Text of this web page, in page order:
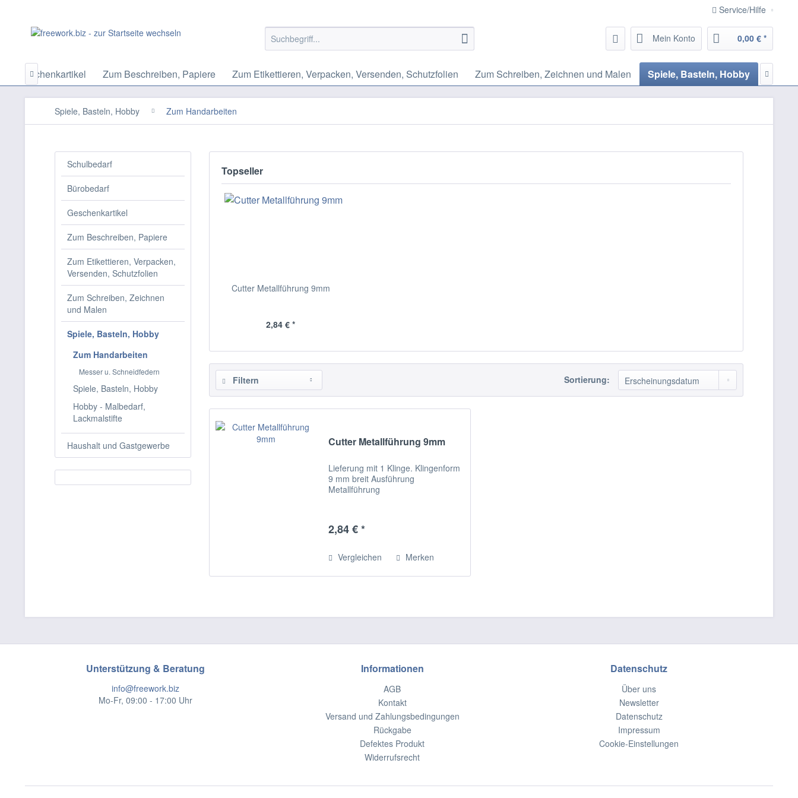
Service/Hilfe
Mein Konto 0,00 € *
Geschenkartikel Zum Beschreiben, Papiere Zum Etikettieren, Verpacken, Versenden, Schutzfolien Zum Schreiben, Zeichnen und Malen Spiele, Basteln, Hobby
 
Spiele, Basteln, Hobby Zum Handarbeiten
Schulbedarf
Bürobedarf
Geschenkartikel
Zum Beschreiben, Papiere
Zum Etikettieren, Verpacken,
Versenden, Schutzfolien
Zum Schreiben, Zeichnen
und Malen
Spiele, Basteln, Hobby
Zum Handarbeiten
Messer u. Schneidfedern
Spiele, Basteln, Hobby
Hobby - Malbedarf,
Lackmalstifte
Haushalt und Gastgewerbe
Topseller
Cutter Metallführung 9mm
2,84 € *
Filtern Sortierung:
Cutter Metallführung 9mm
Lieferung mit 1 Klinge. Klingenform
9 mm breit Ausführung
Metallführung
2,84 € *
Vergleichen Merken
Unterstützung & Beratung
info@freework.biz
Mo-Fr, 09:00 - 17:00 Uhr
Informationen
AGB
Kontakt
Versand und Zahlungsbedingungen
Rückgabe
Defektes Produkt
Widerrufsrecht
Datenschutz
Über uns
Newsletter
Datenschutz
Impressum
Cookie-Einstellungen